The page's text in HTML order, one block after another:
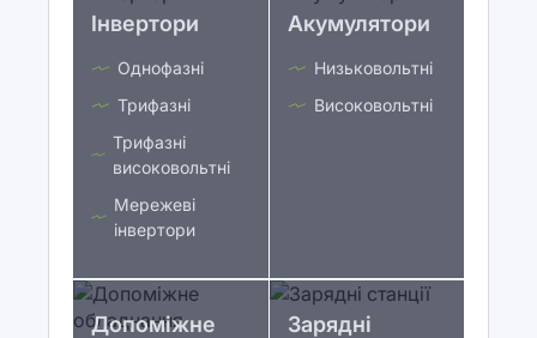
Інвертори
Однофазні
Трифазні
Трифазні
високовольтні
Мережеві
інвертори
Акумулятори
Низьковольтні
Високовольтні
Допоміжне
Зарядні